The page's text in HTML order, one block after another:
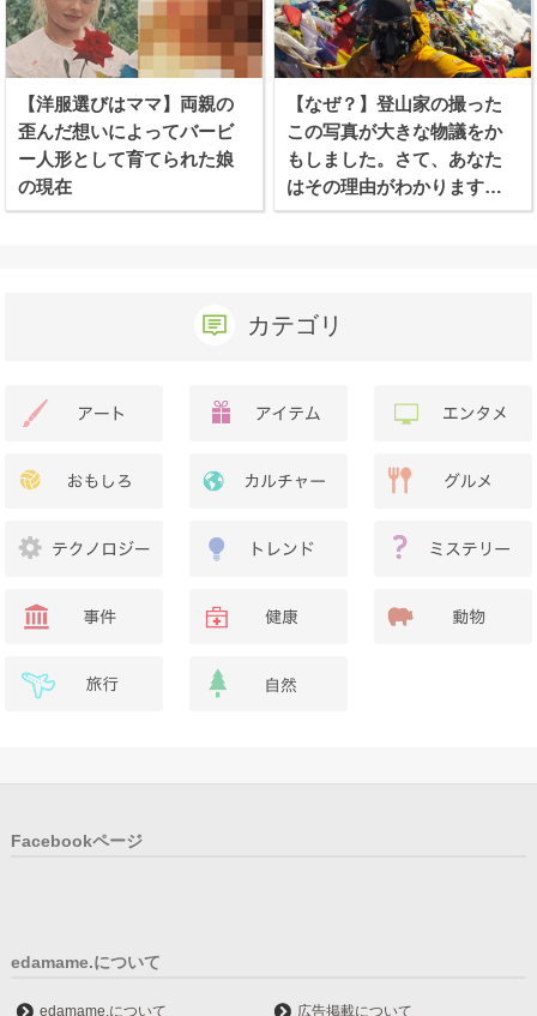
【洋服選びはママ】両親の
歪んだ想いによってバービ
ー人形として育てられた娘
の現在
【なぜ？】登山家の撮った
この写真が大きな物議をか
もしました。さて、あなた
はその理由がわかります
か？
カテゴリ
Facebookページ
edamame.について
edamame.について 広告掲載について